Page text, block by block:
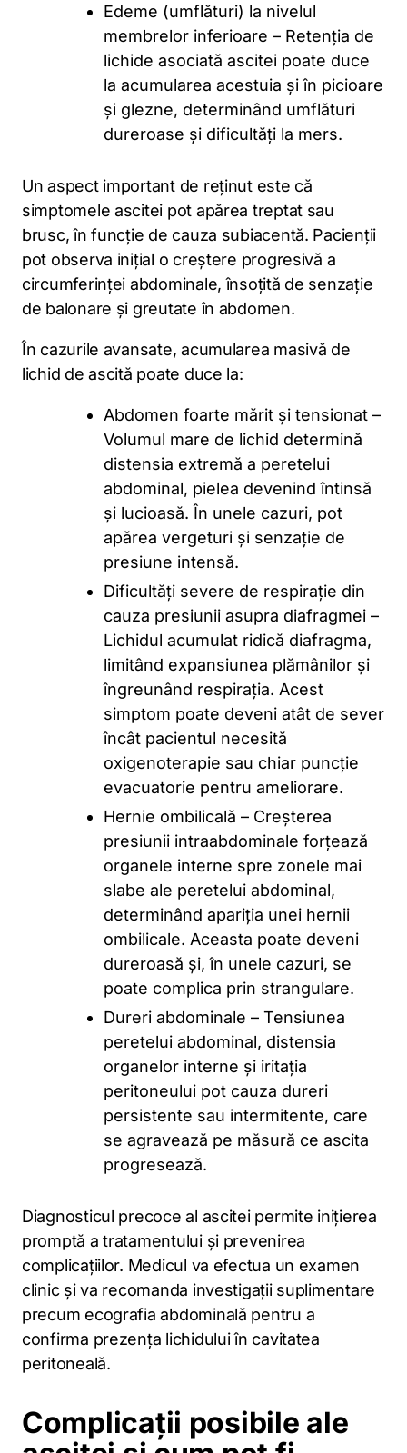
Edeme (umflături) la nivelul
membrelor inferioare – Retenția de
lichide asociată ascitei poate duce
la acumularea acestuia și în picioare
și glezne, determinând umflături
dureroase și dificultăți la mers.
Un aspect important de reținut este că
simptomele ascitei pot apărea treptat sau
brusc, în funcție de cauza subiacentă. Pacienții
pot observa inițial o creștere progresivă a
circumferinței abdominale, însoțită de senzație
de balonare și greutate în abdomen.
În cazurile avansate, acumularea masivă de
lichid de ascită poate duce la:
Abdomen foarte mărit și tensionat –
Volumul mare de lichid determină
distensia extremă a peretelui
abdominal, pielea devenind întinsă
și lucioasă. În unele cazuri, pot
apărea vergeturi și senzație de
presiune intensă.
Dificultăți severe de respirație din
cauza presiunii asupra diafragmei –
Lichidul acumulat ridică diafragma,
limitând expansiunea plămânilor și
îngreunând respirația. Acest
simptom poate deveni atât de sever
încât pacientul necesită
oxigenoterapie sau chiar puncție
evacuatorie pentru ameliorare.
Hernie ombilicală – Creșterea
presiunii intraabdominale forțează
organele interne spre zonele mai
slabe ale peretelui abdominal,
determinând apariția unei hernii
ombilicale. Aceasta poate deveni
dureroasă și, în unele cazuri, se
poate complica prin strangulare.
Dureri abdominale – Tensiunea
peretelui abdominal, distensia
organelor interne și iritația
peritoneului pot cauza dureri
persistente sau intermitente, care
se agravează pe măsură ce ascita
progresează.
Diagnosticul precoce al ascitei permite inițierea
promptă a tratamentului și prevenirea
complicațiilor. Medicul va efectua un examen
clinic și va recomanda investigații suplimentare
precum ecografia abdominală pentru a
confirma prezența lichidului în cavitatea
peritoneală.
Complicații posibile ale